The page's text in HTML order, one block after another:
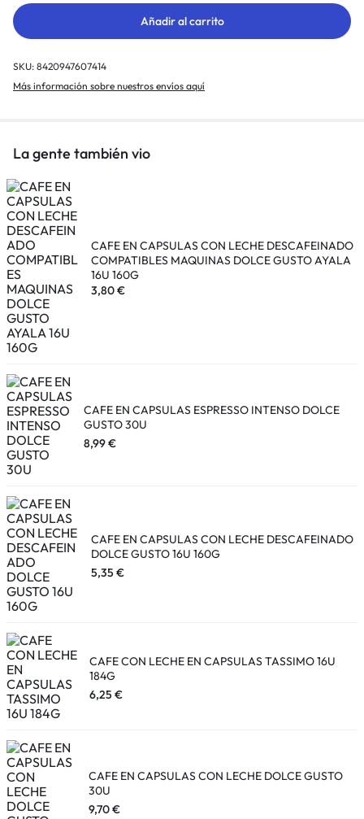
Añadir al carrito
SKU: 8420947607414
Más información sobre nuestros envíos aquí
La gente también vio
CAFE EN CAPSULAS CON LECHE DESCAFEINADO
COMPATIBLES MAQUINAS DOLCE GUSTO AYALA
16U 160G
3,80€
CAFE EN CAPSULAS ESPRESSO INTENSO DOLCE
GUSTO 30U
8,99€
CAFE EN CAPSULAS CON LECHE DESCAFEINADO
DOLCE GUSTO 16U 160G
5,35 €
CAFE CON LECHE EN CAPSULAS TASSIMO 16U
184G
6,25 €
CAFE EN CAPSULAS CON LECHE DOLCE GUSTO
30U
9,70€